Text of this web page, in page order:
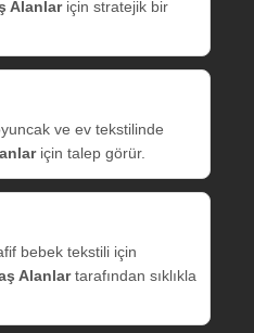
Alanlariçin stratejik bir
ve ev tekstilinde
için talep görür.
bebek tekstili için
Alanlartarafından sıklıkla